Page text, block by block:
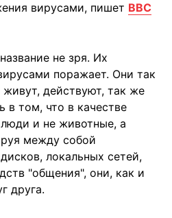
вирусами, пишет BBC
не зря. Их
поражает. Они так
действуют, так же
в том, что в качестве
и не животные, а
между собой
локальных сетей,
"общения", они, как и
друга.